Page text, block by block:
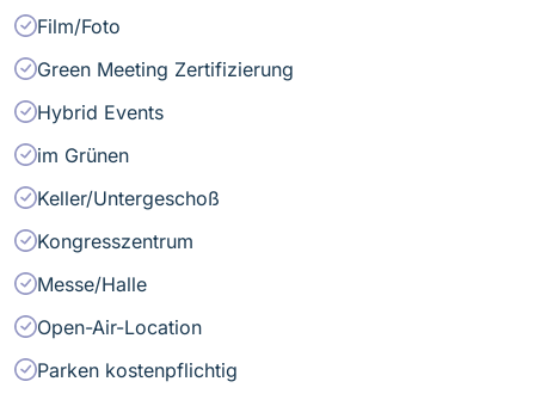
Film/Foto
Green Meeting Zertifizierung
Hybrid Events
im Grünen
Keller/Untergeschoß
Kongresszentrum
Messe/Halle
Open-Air-Location
Parken kostenpflichtig